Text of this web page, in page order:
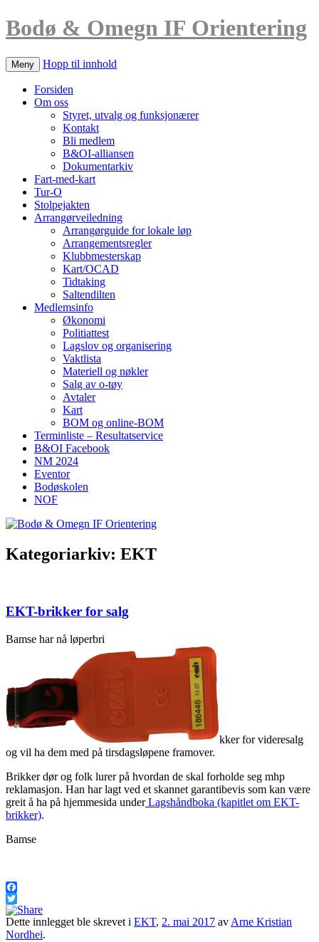
Bodø & Omegn IF Orientering
Meny Hopp til innhold
Forsiden
Om oss
Styret, utvalg og funksjonærer
Kontakt
Bli medlem
B&OI-alliansen
Dokumentarkiv
Fart-med-kart
Tur-O
Stolpejakten
Arrangørveiledning
Arrangørguide for lokale løp
Arrangementsregler
Klubbmesterskap
Kart/OCAD
Tidtaking
Saltendilten
Medlemsinfo
Økonomi
Politiattest
Lagslov og organisering
Vaktlista
Materiell og nøkler
Salg av o-tøy
Avtaler
Kart
BOM og online-BOM
Terminliste – Resultatservice
B&OI Facebook
NM 2024
Eventor
Bodøskolen
NOF
Kategoriarkiv: EKT
EKT-brikker for salg
Bamse har nå løperbri
kker for videresalg
og vil ha dem med på tirsdagsløpene framover.
Brikker dør og folk lurer på hvordan de skal forholde seg mhp
reklamasjon. Han har lagt ved et skannet garantibevis som kan være
greit å ha på hjemmesida underLagshåndboka (kapitlet om EKT-
brikker).
Bamse
Facebook
Twitter
Dette innlegget ble skrevet i EKT, 2. mai 2017 av Arne Kristian
Nordhei.